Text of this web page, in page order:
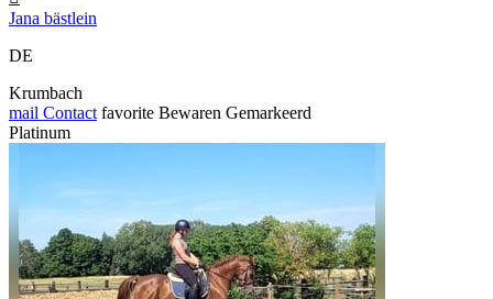
Jana bästlein
DE
Krumbach
mail Contact favorite Bewaren Gemarkeerd
Platinum